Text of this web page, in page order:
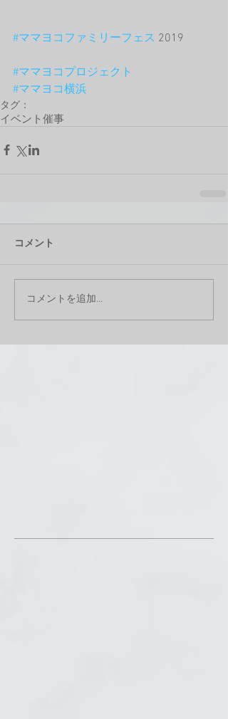
#ママヨコファミリーフェス 2019
#ママヨコプロジェクト
#ママヨコ横浜
タグ：
イベント 催事
コメント
コメントを追加…